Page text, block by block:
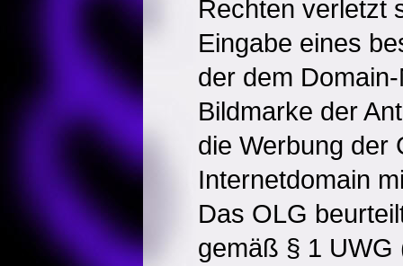
Rechten verletzt
Eingabe eines
der dem
Bildmarke der
die Werbung der
Internetdomain
Das OLG
gemäß § 1